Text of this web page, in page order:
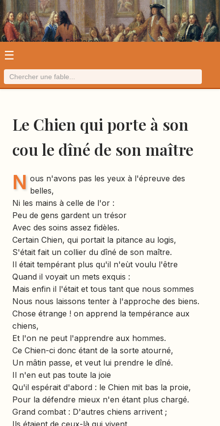
Les fables de La Fontaine
☰
Le Chien qui porte à son
cou le dîné de son maître
N ous n'avons pas les yeux à l'épreuve des
belles,
Ni les mains à celle de l'or :
Peu de gens gardent un trésor
Avec des soins assez fidèles.
Certain Chien, qui portait la pitance au logis,
S'était fait un collier du dîné de son maître.
Il était tempérant plus qu'il n'eùt voulu l'être
Quand il voyait un mets exquis :
Mais enfin il l'était et tous tant que nous sommes
Nous nous laissons tenter à l'approche des biens.
Chose étrange ! on apprend la tempérance aux
chiens,
Et l'on ne peut l'apprendre aux hommes.
Ce Chien-ci donc étant de la sorte atourné,
Un mâtin passe, et veut lui prendre le dîné.
Il n'en eut pas toute la joie
Qu'il espérait d'abord : le Chien mit bas la proie,
Pour la défendre mieux n'en étant plus chargé.
Grand combat : D'autres chiens arrivent ;
Ils étaient de ceux-là qui vivent